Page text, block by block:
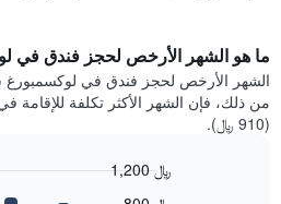
ما هو الشهر الأرخص لحجز فندق في
من ذلك، فإن الشهر الأكثر تكلفة للإقامة
(910 ﷼).
1,200 ﷼